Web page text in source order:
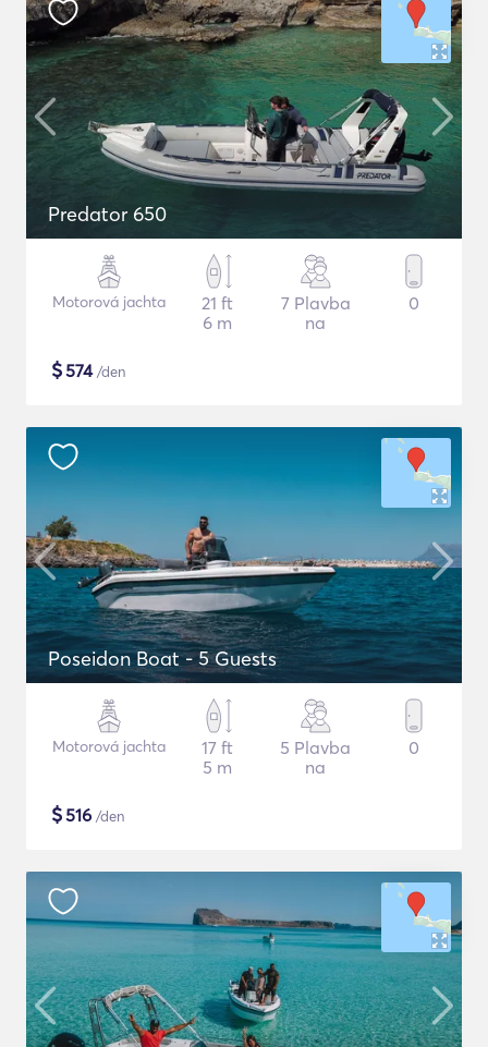
Predator 650
Motorová jachta
21 ft
6 m
7 Plavba
na
0
$574/den
Poseidon Boat - 5 Guests
Motorová jachta
17 ft
5 m
5 Plavba
na
0
$516 /den